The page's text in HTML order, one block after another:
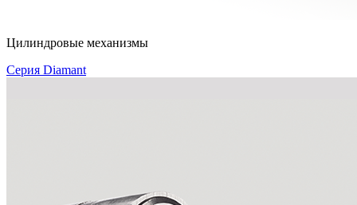
Цилиндровые механизмы
Серия Diamant